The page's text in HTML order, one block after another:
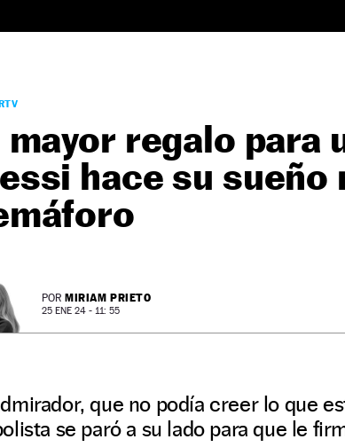
mayor regalo para
hace su sueño
POR MIRIAM PRIETO
25 ENE 24 - 11: 55
que no podía creer lo que
se paró a su lado para que le